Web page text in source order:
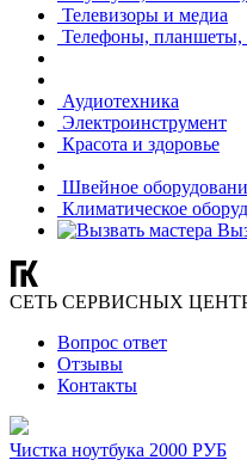
Телевизоры и медиа
Телефоны, планшеты,
Аудиотехника
Электроинструмент
Красота и здоровье
Швейное
Климатическое
СЕТЬ СЕРВИСНЫХ
Вопрос ответ
Отзывы
Контакты
Чистка ноутбука 2000 РУБ